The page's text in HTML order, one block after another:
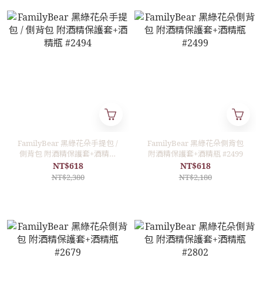
FamilyBear 黑綠花朵手提包 /
側背包 附酒精保護套+酒精瓶
#2494
NT$618
NT$2,380
FamilyBear 黑綠花朵側背包
附酒精保護套+酒精瓶 #2499
NT$618
NT$2,180